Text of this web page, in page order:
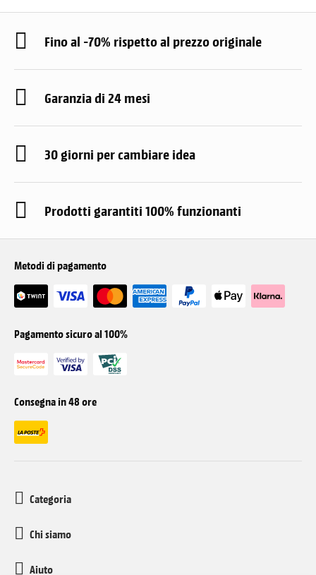
Fino al -70% rispetto al prezzo originale
Garanzia di 24 mesi
30 giorni per cambiare idea
Prodotti garantiti 100% funzionanti
Metodi di pagamento
Pagamento sicuro al 100%
Consegna in 48 ore
Categoria
Chi siamo
Aiuto